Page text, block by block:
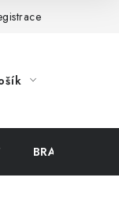
BRAŠNY NA